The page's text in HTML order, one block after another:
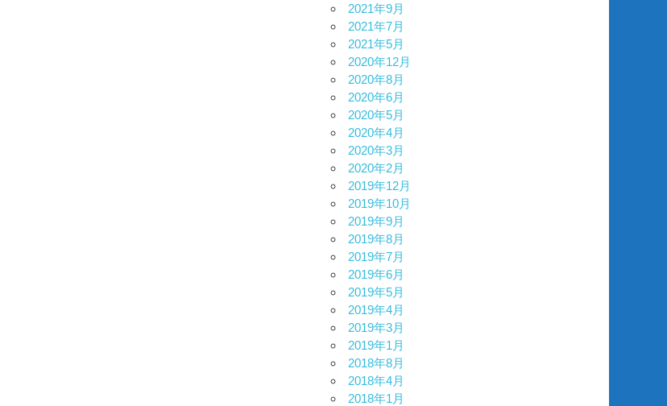
2021年9月
2021年7月
2021年5月
2020年12月
2020年8月
2020年6月
2020年5月
2020年4月
2020年3月
2020年2月
2019年12月
2019年10月
2019年9月
2019年8月
2019年7月
2019年6月
2019年5月
2019年4月
2019年3月
2019年1月
2018年8月
2018年4月
2018年1月